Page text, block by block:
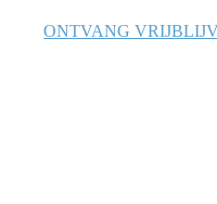
ONTVANG